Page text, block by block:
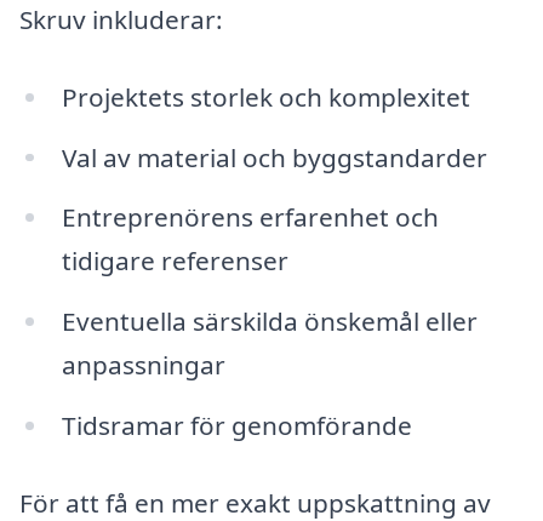
Skruv inkluderar:
Projektets storlek och komplexitet
Val av material och byggstandarder
Entreprenörens erfarenhet och
tidigare referenser
Eventuella särskilda önskemål eller
anpassningar
Tidsramar för genomförande
För att få en mer exakt uppskattning av